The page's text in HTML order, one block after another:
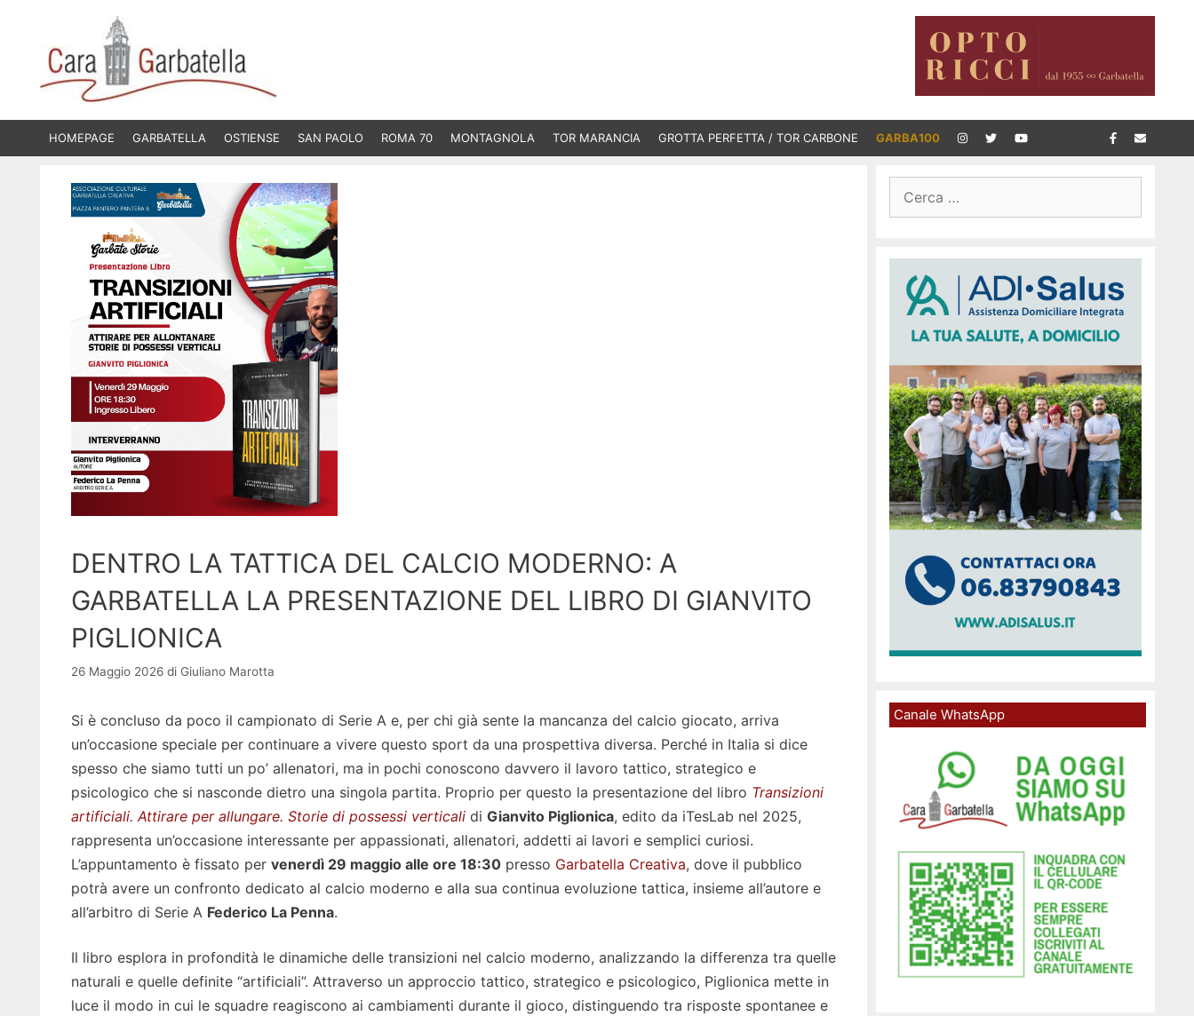
contenuto
HOMEPAGE GARBATELLA OSTIENSE SAN PAOLO ROMA 70 MONTAGNOLA TOR MARANCIA GROTTA PERFETTA / TOR CARBONE GARBA100
DENTRO LA TATTICA DEL CALCIO MODERNO: A
GARBATELLA LA PRESENTAZIONE DEL LIBRO DI GIANVITO
PIGLIONICA
26 Maggio 2026 di Giuliano Marotta
Si è concluso da poco il campionato di Serie A e, per chi già sente la mancanza del calcio giocato, arriva
un’occasione speciale per continuare a vivere questo sport da una prospettiva diversa. Perché in Italia si dice
spesso che siamo tutti un po’ allenatori, ma in pochi conoscono davvero il lavoro tattico, strategico e
psicologico che si nasconde dietro una singola partita. Proprio per questo la presentazione del libro Transizioni
artificiali. Attirare per allungare. Storie di possessi verticalidi Gianvito Piglionica, edito da iTesLab nel 2025,
rappresenta un’occasione interessante per appassionati, allenatori, addetti ai lavori e semplici curiosi.
L’appuntamento è fissato per venerdì 29 maggio alle ore 18:30presso Garbatella Creativa, dove il pubblico
potrà avere un confronto dedicato al calcio moderno e alla sua continua evoluzione tattica, insieme all’autore e
all’arbitro di Serie A Federico La Penna.
Il libro esplora in profondità le dinamiche delle transizioni nel calcio moderno, analizzando la differenza tra quelle
naturali e quelle definite “artificiali”. Attraverso un approccio tattico, strategico e psicologico, Piglionica mette in
luce il modo in cui le squadre reagiscono ai cambiamenti durante il gioco, distinguendo tra risposte spontanee e
per:
Canale WhatsApp